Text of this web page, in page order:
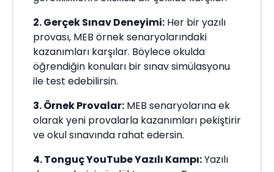
2. Gerçek Sınav Deneyimi: Her bir yazılı
provası, MEB örnek senaryolarındaki
kazanımları karşılar. Böylece okulda
öğrendiğin konuları bir sınav simülasyonu
ile test edebilirsin.
3. Örnek Provalar: MEB senaryolarına ek
olarak yeni provalarla kazanımları pekiştirir
ve okul sınavında rahat edersin.
4. Tonguç YouTube Yazılı Kampı:Yazılı